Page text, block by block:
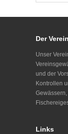
Der Verein
Unser
und der
Kontrollen
Links